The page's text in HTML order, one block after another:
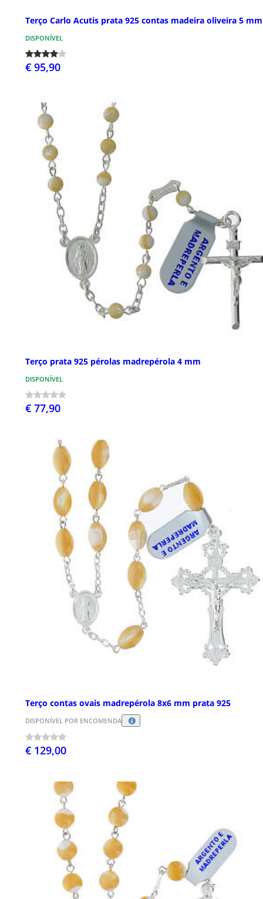
Terço Carlo Acutis prata 925 contas madeira oliveira 5 mm
DISPONÍVEL
€ 95,90
Terço prata 925 pérolas madrepérola 4 mm
DISPONÍVEL
€ 77,90
Terço contas ovais madrepérola 8x6 mm prata 925
DISPONÍVEL POR ENCOMENDA
€ 129,00